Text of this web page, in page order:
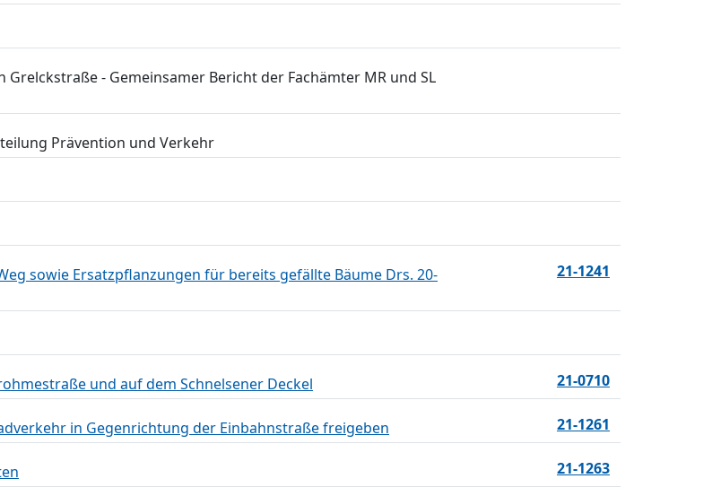
- Gemeinsamer Bericht der Fachämter MR und SL
Prävention und Verkehr
sowie Ersatzpflanzungen für bereits gefällte Bäume Drs. 20-
21-1241
und auf dem Schnelsener Deckel 21-0710
in Gegenrichtung der Einbahnstraße freigeben 21-1261
21-1263